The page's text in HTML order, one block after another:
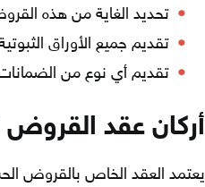
تحديد الغاية من هذه
تقديم جميع الأوراق
تقديم أي نوع من الضمانات
أركان عقد القروض
يعتمد العقد الخاص بالقروض